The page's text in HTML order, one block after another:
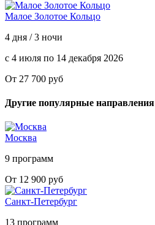
Малое Золотое Кольцо
4 дня / 3 ночи
с 4 июля по 14 декабря 2026
От 27 700 руб
Другие популярные направления
Москва
9 программ
От 12 900 руб
Санкт-Петербург
13 программ